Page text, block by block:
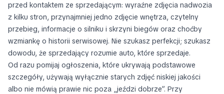
przed kontaktem ze sprzedającym: wyraźne zdjęcia nadwozia
z kilku stron, przynajmniej jedno zdjęcie wnętrza, czytelny
przebieg, informacje o silniku i skrzyni biegów oraz choćby
wzmiankę o historii serwisowej. Nie szukasz perfekcji; szukasz
dowodu, że sprzedający rozumie auto, które sprzedaje.
Od razu pomijaj ogłoszenia, które ukrywają podstawowe
szczegóły, używają wyłącznie starych zdjęć niskiej jakości
albo nie mówią prawie nic poza „jeździ dobrze”. Przy